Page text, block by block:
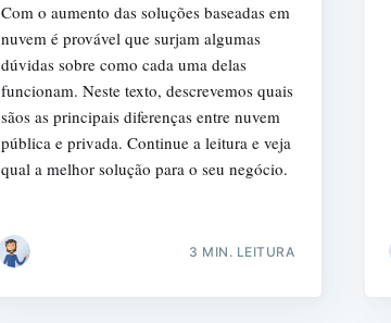
Com o aumento das soluções baseadas em
nuvem é provável que surjam algumas
dúvidas sobre como cada uma delas
funcionam. Neste texto, descrevemos quais
sãos as principais diferenças entre nuvem
pública e privada. Continue a leitura e veja
qual a melhor solução para o seu negócio.
3 MIN. LEITURA